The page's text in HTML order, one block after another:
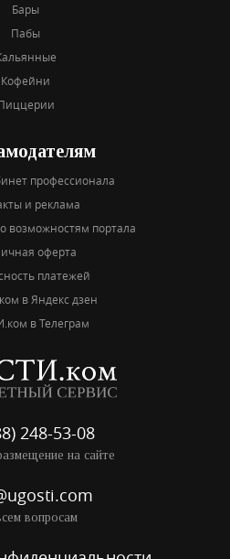
Бары
Пабы
Кофейни
профессионала
и реклама
возможностям портала
оферта
платежей
в Яндекс дзен
в Телеграм
248-53-08
на сайте
вопросам